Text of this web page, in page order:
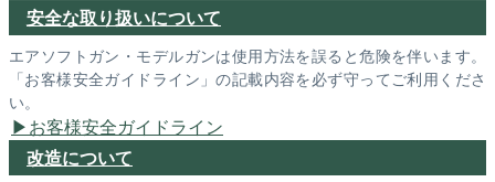
安全な取り扱いについて
エアソフトガン・モデルガンは使用方法を誤ると危険を伴います。
「お客様安全ガイドライン」の記載内容を必ず守ってご利用くださ
い。
お客様安全ガイドライン
改造について